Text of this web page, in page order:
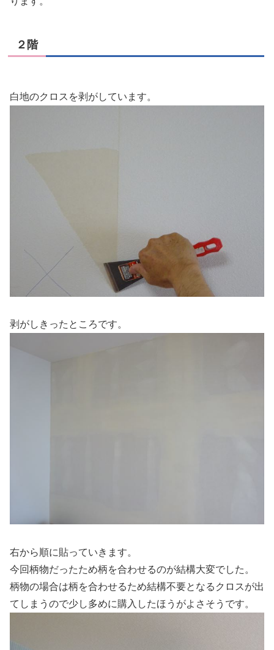
２階
白地のクロスを剥がしています。
剥がしきったところです。
右から順に貼っていきます。
今回柄物だったため柄を合わせるのが結構大変でした。
柄物の場合は柄を合わせるため結構不要となるクロスが出
てしまうので少し多めに購入したほうがよさそうです。